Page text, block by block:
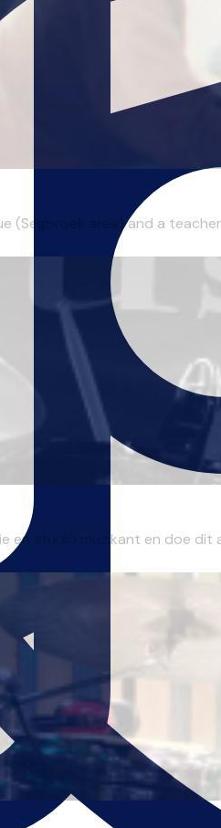
(Segbroek area) and a
studio muzikant en doe dit